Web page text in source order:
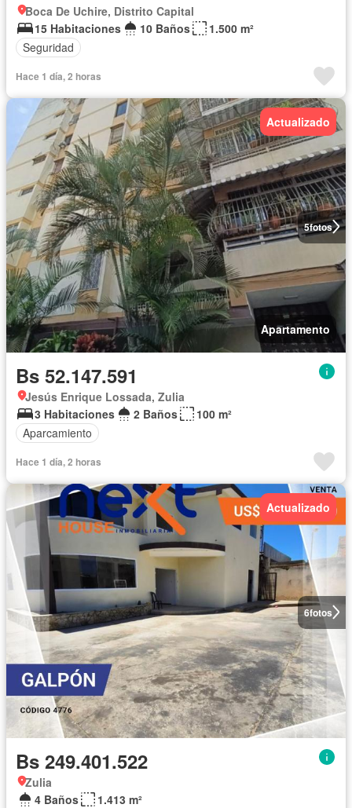
Boca De Uchire, Distrito Capital
15 Habitaciones
10 Baños
1.500 m²
Seguridad
Hace 1 día, 2 horas
5fotos
Actualizado
Apartamento
Bs 52.147.591
Jesús Enrique Lossada, Zulia
3 Habitaciones
2 Baños
100 m²
Aparcamiento
Hace 1 día, 2 horas
6fotos
Actualizado
Bs 249.401.522
Zulia
4 Baños
1.413 m²